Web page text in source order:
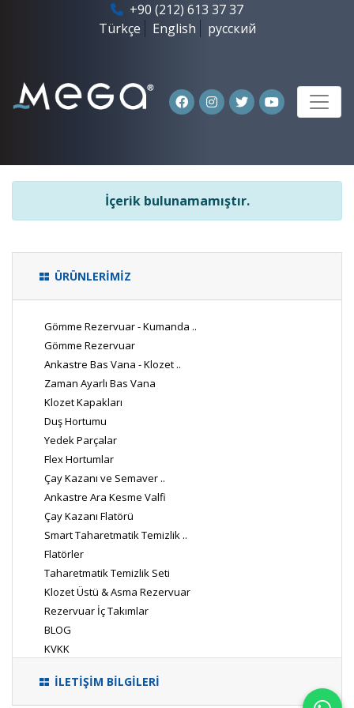
+90 (212) 613 37 37
Türkçe
English русский
İçerik bulunamamıştır.
ÜRÜNLERİMİZ
Gömme Rezervuar - Kumanda ..
Gömme Rezervuar
Ankastre Bas Vana - Klozet ..
Zaman Ayarlı Bas Vana
Klozet Kapakları
Duş Hortumu
Yedek Parçalar
Flex Hortumlar
Çay Kazanı ve Semaver ..
Ankastre Ara Kesme Valfi
Çay Kazanı Flatörü
Smart Taharetmatik Temizlik ..
Flatörler
Taharetmatik Temizlik Seti
Klozet Üstü & Asma Rezervuar
Rezervuar İç Takımlar
BLOG
KVKK
İLETİŞİM BİLGİLERİ